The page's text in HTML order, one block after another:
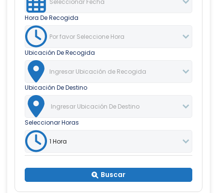
Hora De Recogida
Ubicación De Recogida
Ubicación De Destino
Seleccionar Horas
Buscar